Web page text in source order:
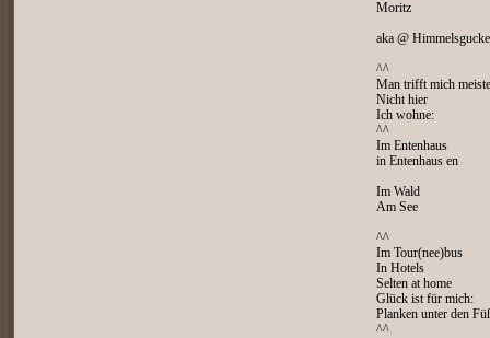
Moritz
aka @
^^
Man trifft mich
Nicht hier
Ich wohne:
^^
Im Entenhaus
in Entenhaus en
Im Wald
Am See
^^
Im Tour(nee)bus
In Hotels
Selten at home
Glück ist für mich:
Planken unter den
^^